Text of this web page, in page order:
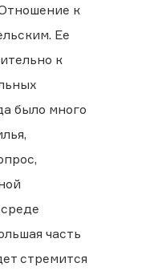
к
Ее
к
было много
часть
стремится